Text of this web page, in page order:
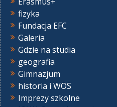
fizyka
Fundacja EFC
Galeria
Gdzie na studia
geografia
Gimnazjum
historia i WOS
Imprezy szkolne